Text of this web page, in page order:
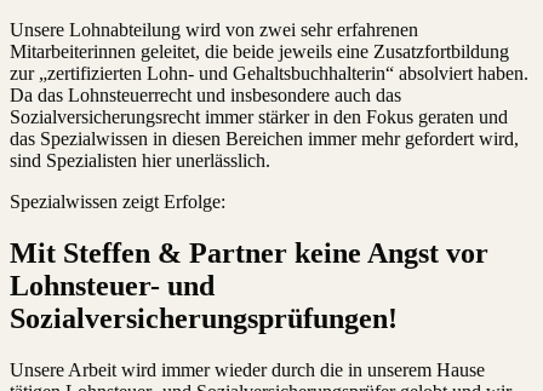
Unsere Lohnabteilung wird von zwei sehr erfahrenen
Mitarbeiterinnen geleitet, die beide jeweils eine Zusatzfortbildung
zur „zertifizierten Lohn- und Gehaltsbuchhalterin“ absolviert haben.
Da das Lohnsteuerrecht und insbesondere auch das
Sozialversicherungsrecht immer stärker in den Fokus geraten und
das Spezialwissen in diesen Bereichen immer mehr gefordert wird,
sind Spezialisten hier unerlässlich.
Spezialwissen zeigt Erfolge:
Mit Steffen & Partner keine Angst vor
Lohnsteuer- und
Sozialversicherungsprüfungen!
Unsere Arbeit wird immer wieder durch die in unserem Hause